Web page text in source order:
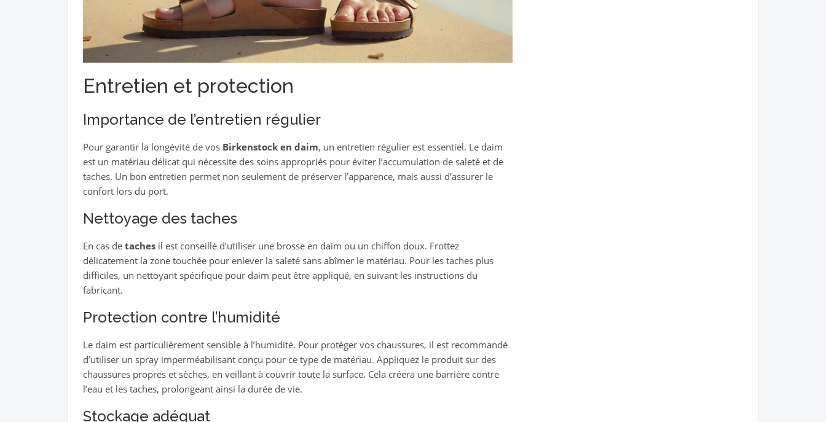
Entretien et protection
Importance de l’entretien régulier
Pour garantir la longévité de vos Birkenstock en daim, un entretien régulier est essentiel. Le daim
est un matériau délicat qui nécessite des soins appropriés pour éviter l’accumulation de saleté et de
taches. Un bon entretien permet non seulement de préserver l’apparence, mais aussi d’assurer le
confort lors du port.
Nettoyage des taches
En cas de tachesil est conseillé d’utiliser une brosse en daim ou un chiffon doux. Frottez
délicatement la zone touchée pour enlever la saleté sans abîmer le matériau. Pour les taches plus
difficiles, un nettoyant spécifique pour daim peut être appliqué, en suivant les instructions du
fabricant.
Protection contre l’humidité
Le daim est particulièrement sensible à l’humidité. Pour protéger vos chaussures, il est recommandé
d’utiliser un spray imperméabilisant conçu pour ce type de matériau. Appliquez le produit sur des
chaussures propres et sèches, en veillant à couvrir toute la surface. Cela créera une barrière contre
l’eau et les taches, prolongeant ainsi la durée de vie.
Stockage adéquat